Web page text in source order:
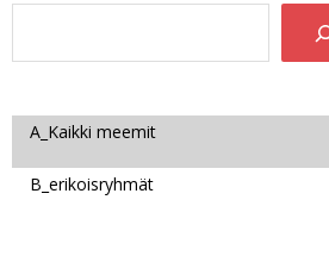
A_Kaikki meemit
B_erikoisryhmät